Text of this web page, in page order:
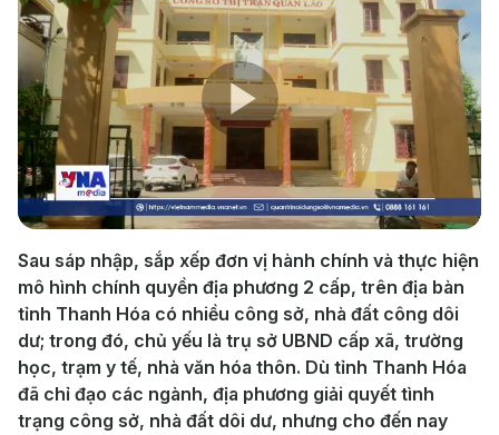
Play
Video
Sau sáp nhập, sắp xếp đơn vị hành chính và thực hiện
mô hình chính quyền địa phương 2 cấp, trên địa bàn
tỉnh Thanh Hóa có nhiều công sở, nhà đất công dôi
dư; trong đó, chủ yếu là trụ sở UBND cấp xã, trường
học, trạm y tế, nhà văn hóa thôn. Dù tỉnh Thanh Hóa
đã chỉ đạo các ngành, địa phương giải quyết tình
trạng công sở, nhà đất dôi dư, nhưng cho đến nay